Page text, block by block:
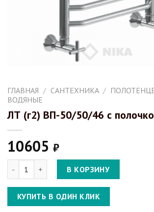
ГЛАВНАЯ / САНТЕХНИКА /
ВОДЯНЫЕ
ЛТ (г2) ВП-50/50/46 с
10605 ₽
Количество ЛТ (г2) ВП-50/50/46 с полочкой
В КОРЗИНУ
КУПИТЬ В ОДИН КЛИК